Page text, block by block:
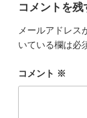
コメントを残
メールアドレス
いている欄は必
コメント ※